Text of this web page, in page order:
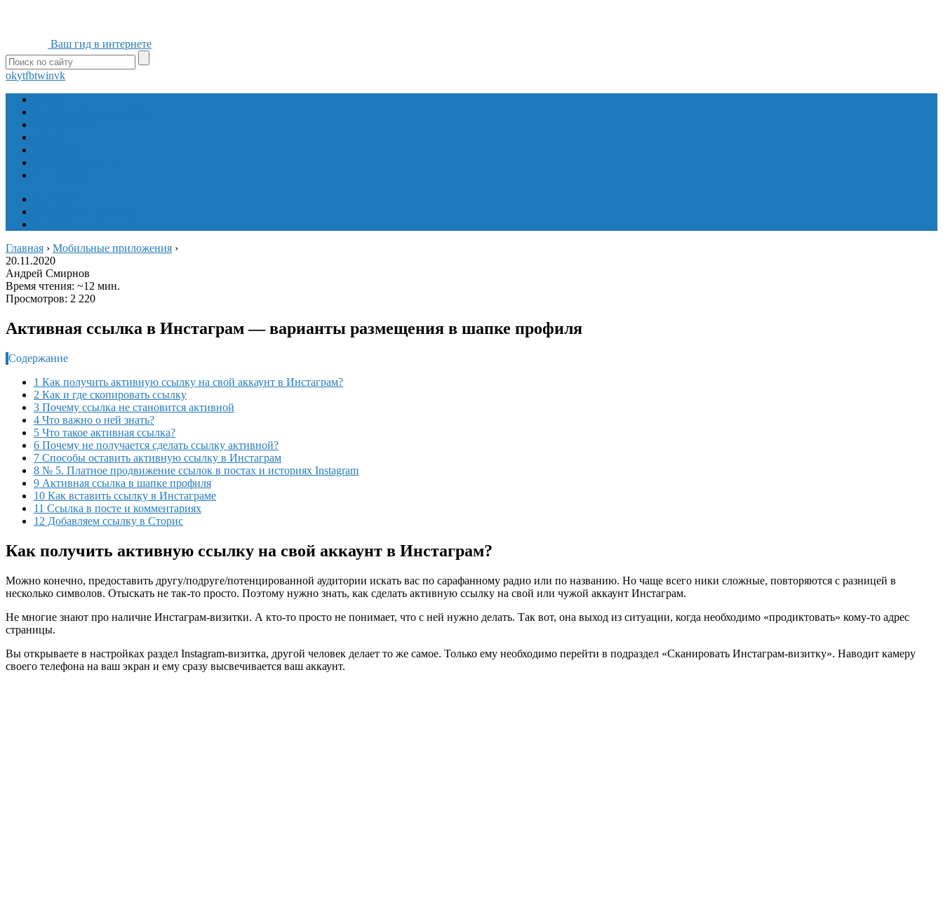
Ваш гид в интернете
okytfbtwinvk
Главная › Мобильные приложения ›
20.11.2020
Андрей Смирнов
Время чтения: ~12 мин.
Просмотров: 2 220
Активная ссылка в Инстаграм — варианты размещения в шапке профиля
Содержание
1 Как получить активную ссылку на свой аккаунт в Инстаграм?
2 Как и где скопировать ссылку
3 Почему ссылка не становится активной
4 Что важно о ней знать?
5 Что такое активная ссылка?
6 Почему не получается сделать ссылку активной?
7 Способы оставить активную ссылку в Инстаграм
8 № 5. Платное продвижение ссылок в постах и историях Instagram
9 Активная ссылка в шапке профиля
10 Как вставить ссылку в Инстаграме
11 Ссылка в посте и комментариях
12 Добавляем ссылку в Сторис
Как получить активную ссылку на свой аккаунт в Инстаграм?
Можно конечно, предоставить другу/подруге/потенцированной аудитории искать вас по сарафанному радио или по названию. Но чаще всего ники сложные, повторяются с разницей в
несколько символов. Отыскать не так-то просто. Поэтому нужно знать, как сделать активную ссылку на свой или чужой аккаунт Инстаграм.
Не многие знают про наличие Инстаграм-визитки. А кто-то просто не понимает, что с ней нужно делать. Так вот, она выход из ситуации, когда необходимо «продиктовать» кому-то адрес
страницы.
Вы открываете в настройках раздел Instagram-визитка, другой человек делает то же самое. Только ему необходимо перейти в подраздел «Сканировать Инстаграм-визитку». Наводит камеру
своего телефона на ваш экран и ему сразу высвечивается ваш аккаунт.